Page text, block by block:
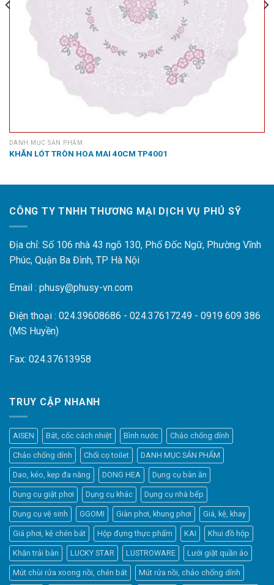
DANH MỤC SẢN PHẨM
KHĂN LÓT TRÒN HOA MAI 40CM TP4001
CÔNG TY TNHH THƯƠNG MẠI DỊCH VỤ PHÚ SỸ
Địa chỉ: Số 106 nhà 43 ngõ 130, Phố Đốc Ngữ, Phường Vĩnh
Phúc, Quận Ba Đình, TP Hà Nội
Email : phusy@phusy-vn.com
Điện thoại : 024.39608686 - 024.37617249 - 0919 609 386
(MS Huyền)
Fax: 024.37613958
TRUY CẬP NHANH
AISEN Bát, cốc cách nhiệt Bình nước Chảo chống dính
Chảo chống dính Chổi cọ toilet DANH MỤC SẢN PHẨM
Dao, kéo, kẹp đa năng DONG HEA Dụng cụ bàn ăn
Dụng cụ giặt phơi Dụng cụ khác Dụng cụ nhà bếp
Dụng cụ vệ sinh GGOMI Giàn phơi, khung phơi Giá, kệ, khay
Giá phơi, kệ chén bát Hộp đựng thực phẩm KAI Khui đồ hộp
Khăn trải bàn LUCKY STAR LUSTROWARE Lưới giặt quần áo
Mút chùi rửa xoong nồi, chén bát Mút rửa nồi, chảo chống dính
Elfsight
Typically replies within a day